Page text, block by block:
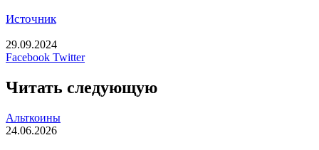
Источник
29.09.2024
Facebook TwitterLinkedIn
Tumblr
Reddit
Вконтакте
Одноклассники
Skype
Messenger
Messenger
WhatsApp
Telegram
Viber
Line
Печатать
Читать следующую
Альткоины
24.06.2026